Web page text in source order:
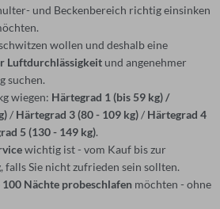
und Beckenbereich richtig einsinken
wollen und deshalb eine
Luftdurchlässigkeit und angenehmer
suchen.
wiegen: Härtegrad 1 (bis 59 kg) /
/ Härtegrad 3 (80 - 109 kg)/ Härtegrad 4
5 (130 - 149 kg).
wichtig ist - vom Kauf bis zur
, falls Sie nicht zufrieden sein sollten.
100 Nächte probeschlafen möchten - ohne